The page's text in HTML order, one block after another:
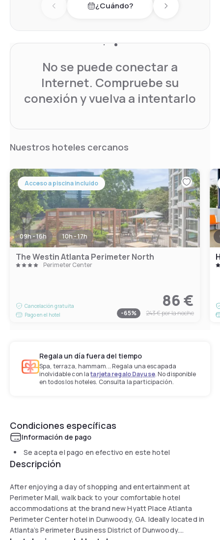
Previous day¿Cuándo? Next day
No se puede conectar a
Internet. Compruebe su
conexión y vuelva a intentarlo
Nuestros hoteles cercanos
Acceso a piscina incluido
09h - 16h 10h - 17h
The Westin Atlanta Perimeter North
Perimeter Center
Cancelación gratuita
Pago en el hotel
86 €
-65% 243 €por la noche
Regala un día fuera del tiempo
Spa, terraza, hammam... Regala una escapada
inolvidable con latarjeta regalo Dayuse. No disponible
en todos los hoteles. Consulta la participación.
Condiciones específicas
Información de pago
Se acepta el pago en efectivo en este hotel
Descripción
After enjoying a day of shopping and entertainment at
Perimeter Mall, walk back to your comfortable hotel
accommodations at the brand new Hyatt Place Atlanta
Perimeter Center hotel in Dunwoody, GA. Ideally located in
Atlanta’s Perimeter Business District of Dunwoody.